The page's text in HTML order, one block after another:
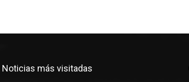
Noticias más visitadas